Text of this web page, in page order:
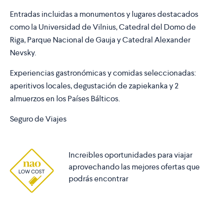
Entradas incluidas a monumentos y lugares destacados
como la Universidad de Vilnius, Catedral del Domo de
Riga, Parque Nacional de Gauja y Catedral Alexander
Nevsky.
Experiencias gastronómicas y comidas seleccionadas:
aperitivos locales, degustación de zapiekanka y 2
almuerzos en los Países Bálticos.
Seguro de Viajes
Increibles oportunidades para viajar
aprovechando las mejores ofertas que
podrás encontrar